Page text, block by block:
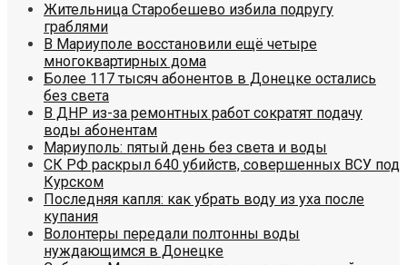
Жительница Старобешево избила подругу
граблями
В Мариуполе восстановили ещё четыре
многоквартирных дома
Более 117 тысяч абонентов в Донецке остались
без света
В ДНР из-за ремонтных работ сократят подачу
воды абонентам
Мариуполь: пятый день без света и воды
СК РФ раскрыл 640 убийств, совершенных ВСУ под
Курском
Последняя капля: как убрать воду из уха после
купания
Волонтеры передали полтонны воды
нуждающимся в Донецке